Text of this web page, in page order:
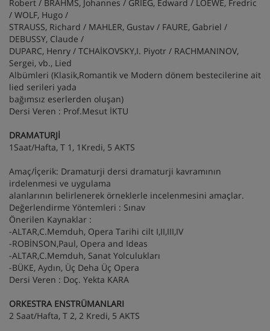
Robert / BRAHMS, Johannes / GRIEG, Edward / LOEWE, Fredric
/ WOLF, Hugo /
STRAUSS, Richard / MAHLER, Gustav / FAURE, Gabriel /
DEBUSSY, Claude /
DUPARC, Henry / TCHAİKOVSKY,I. Piyotr / RACHMANINOV,
Sergei, vb., Lied
Albümleri (Klasik,Romantik ve Modern dönem bestecilerine ait
lied serileri yada
bağımsız eserlerden oluşan)
Dersi Veren : Prof.Mesut İKTU
DRAMATURJİ
1Saat/Hafta, T 1, 1Kredi, 5 AKTS
Amaç/İçerik: Dramaturji dersi dramaturji kavramının
irdelenmesi ve uygulama
alanlarının belirlenerek örneklerle incelenmesini amaçlar.
Değerlendirme Yöntemleri : Sınav
Önerilen Kaynaklar :
-ALTAR,C.Memduh, Opera Tarihi cilt I,II,III,IV
-ROBİNSON,Paul, Opera and Ideas
-ALTAR,C.Memduh, Sanat Yolculukları
-BÜKE, Aydın, Üç Deha Üç Opera
Dersi Veren : Doç. Yekta KARA
ORKESTRA ENSTRÜMANLARI
2 Saat/Hafta, T 2, 2 Kredi, 5 AKTS